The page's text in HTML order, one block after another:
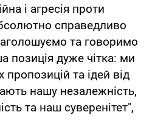
і агресія проти
справедливо
та говоримо
позиція дуже чітка: ми
пропозицій та ідей від
нашу незалежність,
та наш суверенітет",